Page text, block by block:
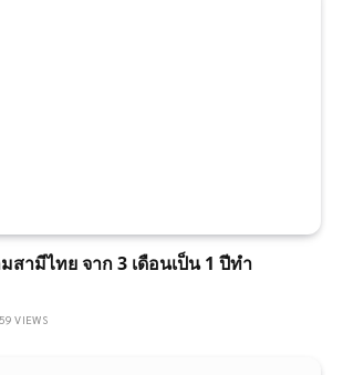
สามีไทย จาก 3 เดือนเป็น 1 ปีทำ
VIEWS